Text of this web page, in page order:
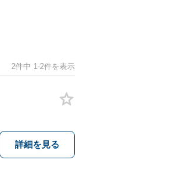
2件中 1-2件を表示
詳細を見る